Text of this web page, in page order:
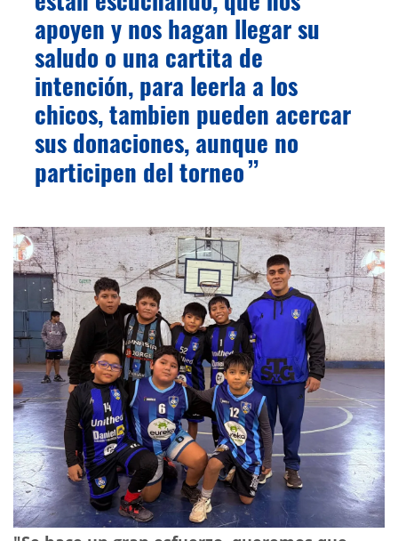
apoyen y nos hagan llegar su
saludo o una cartita de
intención, para leerla a los
chicos, tambien pueden acercar
sus donaciones, aunque no
participen del torneo